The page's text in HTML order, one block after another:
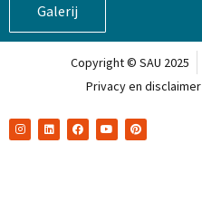
Galerij
Copyright © SAU 2025
Privacy en disclaimer